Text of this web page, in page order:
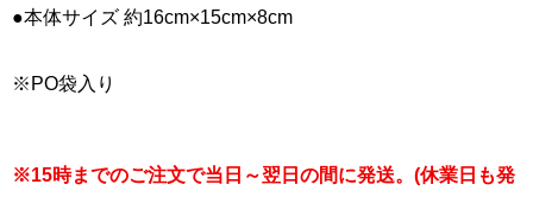
●本体サイズ 約16cm×15cm×8cm
※PO袋入り
※15時までのご注文で当日～翌日の間に発送。(休業日も発